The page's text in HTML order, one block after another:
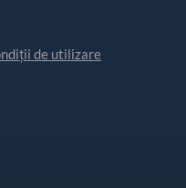
de utilizare